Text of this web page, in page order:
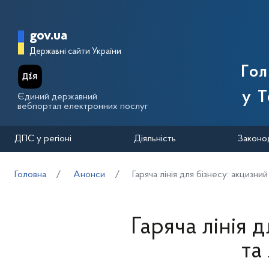
Головна сторінка Державної
gov.ua
Державні сайти України
Єдиний державний
вебпортал електронних послуг
у
ДПС у регіоні Діяльність
Головна Анонси Гаряча лінія для бізнесу:
Гаряча лінія
та